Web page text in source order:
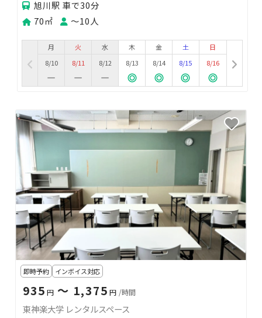
旭川駅 車で30分
70㎡
〜10人
月
8/10
火
8/11
水
8/12
木
8/13
金
8/14
土
8/15
日
8/16
即時予約 インボイス対応
935 円 〜 1,375 円 /時間
東神楽大学 レンタルスペース